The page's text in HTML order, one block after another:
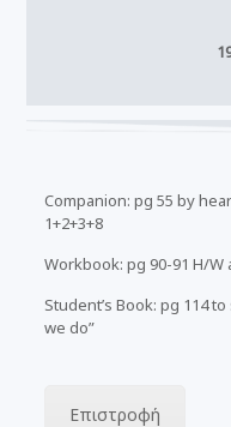
Companion: pg 55 by
1+2+3+8
Workbook: pg 90-91 H/W
Student’s Book: pg 114
we do”
Επιστροφή